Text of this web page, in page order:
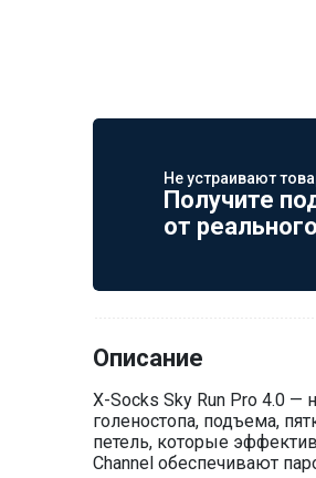
Не устраивают
Получите
от
Описание
X-Socks Sky Run Pro 4.0 —
голеностопа, подъема,
петель, которые
Channel обеспечивают